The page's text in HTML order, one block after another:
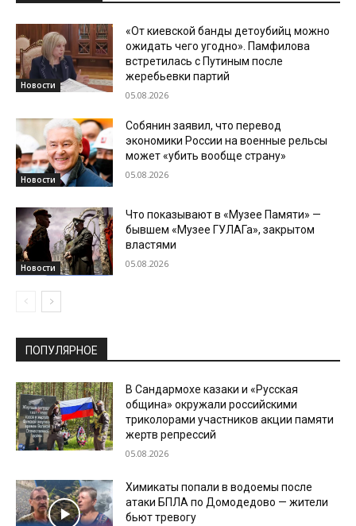
Новости
«От киевской банды детоубийц можно
ожидать чего угодно». Памфилова
встретилась с Путиным после
жеребьевки партий
05.08.2026
Новости
Собянин заявил, что перевод
экономики России на военные рельсы
может «убить вообще страну»
05.08.2026
Новости
Что показывают в «Музее Памяти» —
бывшем «Музее ГУЛАГа», закрытом
властями
05.08.2026
ПОПУЛЯРНОЕ
В Сандармохе казаки и «Русская
община» окружали российскими
триколорами участников акции памяти
жертв репрессий
05.08.2026
Химикаты попали в водоемы после
атаки БПЛА по Домодедово — жители
бьют тревогу